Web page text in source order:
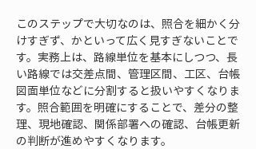
このステップで大切なのは、照合を細かく分
けすぎず、かといって広く見すぎないことで
す。実務上は、路線単位を基本にしつつ、長
い路線では交差点間、管理区間、工区、台帳
図面単位などに分割すると扱いやすくなりま
す。照合範囲を明確にすることで、差分の整
理、現地確認、関係部署への確認、台帳更新
の判断が進めやすくなります。